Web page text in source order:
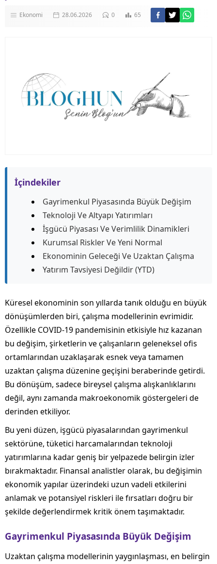
Ekonomi 28.06.2026 0 65
İçindekiler
Gayrimenkul Piyasasında Büyük Değişim
Teknoloji Ve Altyapı Yatırımları
İşgücü Piyasası Ve Verimlilik Dinamikleri
Kurumsal Riskler Ve Yeni Normal
Ekonominin Geleceği Ve Uzaktan Çalışma
Yatırım Tavsiyesi Değildir (YTD)
Küresel ekonominin son yıllarda tanık olduğu en büyük
dönüşümlerden biri, çalışma modellerinin evrimidir.
Özellikle COVID-19 pandemisinin etkisiyle hız kazanan
bu değişim, şirketlerin ve çalışanların geleneksel ofis
ortamlarından uzaklaşarak esnek veya tamamen
uzaktan çalışma düzenine geçişini beraberinde getirdi.
Bu dönüşüm, sadece bireysel çalışma alışkanlıklarını
değil, aynı zamanda makroekonomik göstergeleri de
derinden etkiliyor.
Bu yeni düzen, işgücü piyasalarından gayrimenkul
sektörüne, tüketici harcamalarından teknoloji
yatırımlarına kadar geniş bir yelpazede belirgin izler
bırakmaktadır. Finansal analistler olarak, bu değişimin
ekonomik yapılar üzerindeki uzun vadeli etkilerini
anlamak ve potansiyel riskleri ile fırsatları doğru bir
şekilde değerlendirmek kritik önem taşımaktadır.
Gayrimenkul Piyasasında Büyük Değişim
Uzaktan çalışma modellerinin yaygınlaşması, en belirgin